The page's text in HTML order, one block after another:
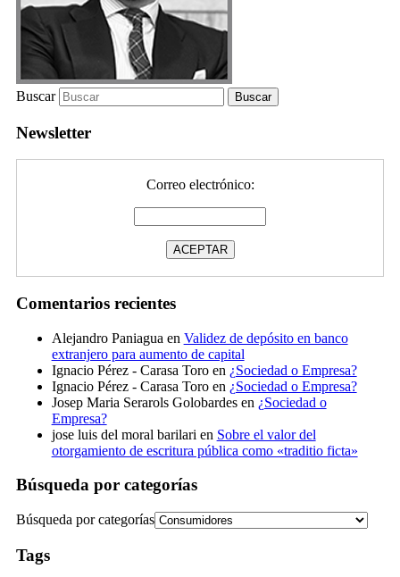
Buscar
Newsletter
Correo electrónico:
Comentarios recientes
Alejandro Paniagua en Validez de depósito en banco
extranjero para aumento de capital
Ignacio Pérez - Carasa Toroen ¿Sociedad o Empresa?
Ignacio Pérez - Carasa Toroen ¿Sociedad o Empresa?
Josep Maria Serarols Golobardesen ¿Sociedad o
Empresa?
jose luis del moral barilari en Sobre el valor del
otorgamiento de escritura pública como «traditio ficta»
Búsqueda por categorías
Búsqueda por categorías
Tags